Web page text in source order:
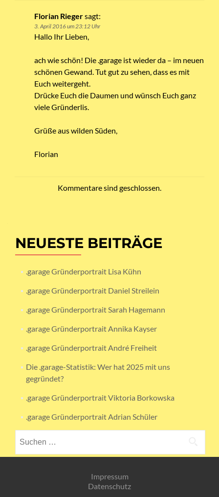
Florian Riegersagt:
3. April 2016 um 23:12 Uhr
Hallo Ihr Lieben,
ach wie schön! Die .garage ist wieder da – im neuen
schönen Gewand. Tut gut zu sehen, dass es mit
Euch weitergeht.
Drücke Euch die Daumen und wünsch Euch ganz
viele Gründerlis.
Grüße aus wilden Süden,
Florian
Kommentare sind geschlossen.
NEUESTE BEITRÄGE
.garage Gründerportrait Lisa Kühn
.garage Gründerportrait Daniel Streilein
.garage Gründerportrait Sarah Hagemann
.garage Gründerportrait Annika Kayser
.garage Gründerportrait André Freiheit
Die .garage-Statistik: Wer hat 2025 mit uns
gegründet?
.garage Gründerportrait Viktoria Borkowska
.garage Gründerportrait Adrian Schüler
nach:
Impressum
Datenschutz